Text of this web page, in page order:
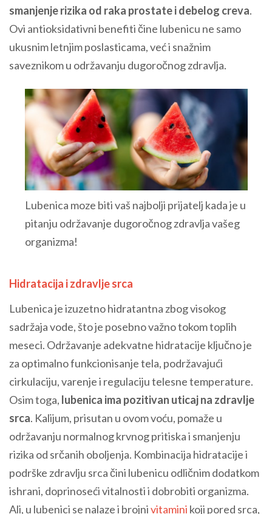
smanjenje rizika od raka prostate i debelog creva.
Ovi antioksidativni benefiti čine lubenicu ne samo
ukusnim letnjim poslasticama, već i snažnim
saveznikom u održavanju dugoročnog zdravlja.
Lubenica moze biti vaš najbolji prijatelj kada je u
pitanju održavanje dugoročnog zdravlja vašeg
organizma!
Hidratacija i zdravlje srca
Lubenica je izuzetno hidratantna zbog visokog
sadržaja vode, što je posebno važno tokom toplih
meseci. Održavanje adekvatne hidratacije ključno je
za optimalno funkcionisanje tela, podržavajući
cirkulaciju, varenje i regulaciju telesne temperature.
Osim toga, lubenica ima pozitivan uticaj na zdravlje
srca. Kalijum, prisutan u ovom voću, pomaže u
održavanju normalnog krvnog pritiska i smanjenju
rizika od srčanih oboljenja. Kombinacija hidratacije i
podrške zdravlju srca čini lubenicu odličnim dodatkom
ishrani, doprinoseći vitalnosti i dobrobiti organizma.
Ali, u lubenici se nalaze i brojnivitamini koji pored srca,